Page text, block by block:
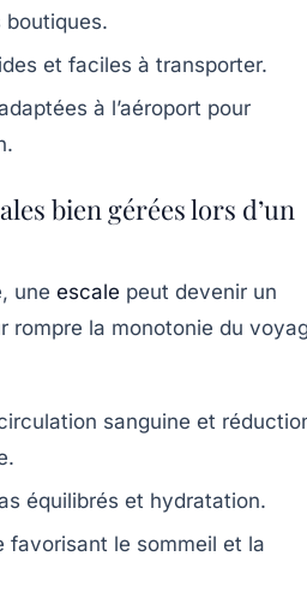
boutiques.
et faciles à transporter.
à l’aéroport pour
bien gérées lors d’un
une escale peut devenir un
rompre la monotonie du
sanguine et
équilibrés et hydratation.
favorisant le sommeil et la